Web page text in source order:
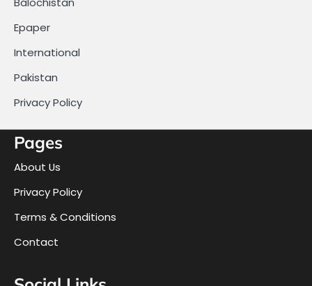
Epaper
International
Pakistan
Privacy Policy
Pages
About Us
Privacy Policy
Terms & Conditions
Contact